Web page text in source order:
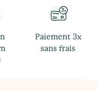
Paiement 3x
sans frais